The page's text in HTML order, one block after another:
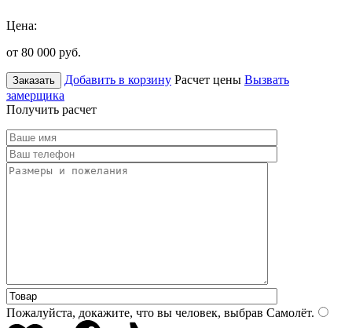
Цена:
от 80 000 руб.
Заказать Добавить в корзину Расчет цены Вызвать
замерщика
Получить расчет
Пожалуйста, докажите, что вы человек, выбрав Самолёт.